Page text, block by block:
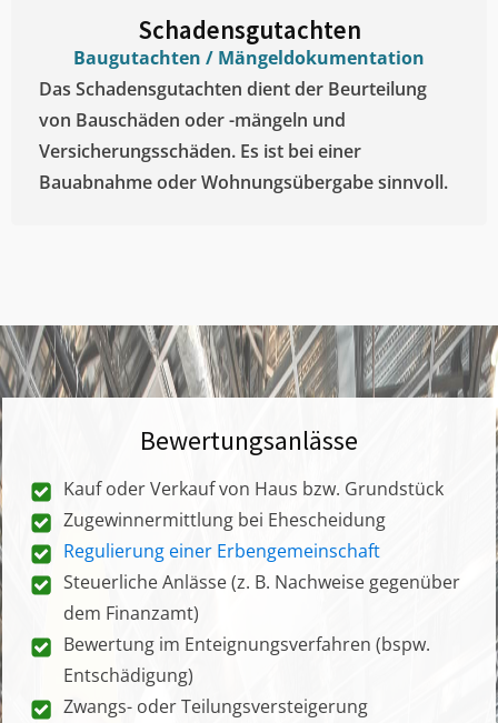
Schadensgutachten
Baugutachten / Mängeldokumentation
Das Schadensgutachten dient der Beurteilung
von Bauschäden oder -mängeln und
Versicherungsschäden. Es ist bei einer
Bauabnahme oder Wohnungsübergabe sinnvoll.
Bewertungsanlässe
Kauf oder Verkauf von Haus bzw. Grundstück
Zugewinnermittlung bei Ehescheidung
Regulierung einer Erbengemeinschaft
Steuerliche Anlässe (z. B. Nachweise gegenüber
dem Finanzamt)
Bewertung im Enteignungsverfahren (bspw.
Entschädigung)
Zwangs- oder Teilungsversteigerung